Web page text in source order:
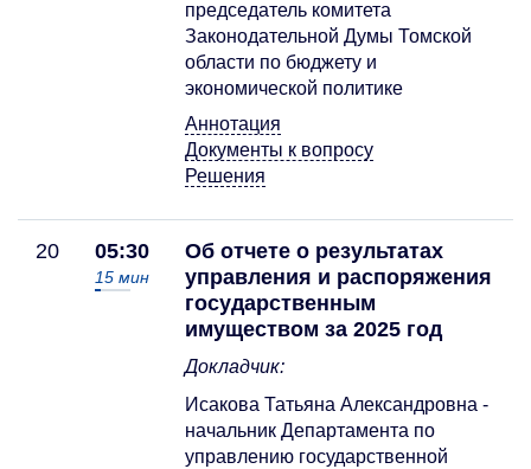
председатель комитета
Законодательной Думы Томской
области по бюджету и
экономической политике
Аннотация
Документы к вопросу
Решения
20 05:30
15 мин
Об отчете о результатах
управления и распоряжения
государственным
имуществом за 2025 год
Докладчик:
Исакова Татьяна Александровна -
начальник Департамента по
управлению государственной